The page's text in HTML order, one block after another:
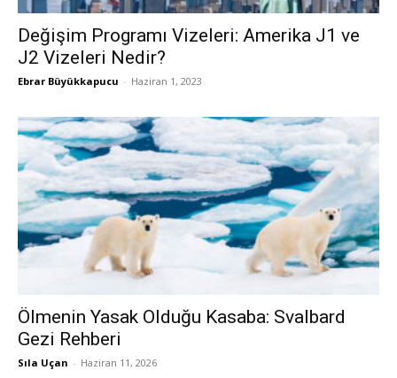
Değişim Programı Vizeleri: Amerika J1 ve
J2 Vizeleri Nedir?
Ebrar Büyükkapucu - Haziran 1, 2023
Ölmenin Yasak Olduğu Kasaba: Svalbard
Gezi Rehberi
Sıla Uçan - Haziran 11, 2026